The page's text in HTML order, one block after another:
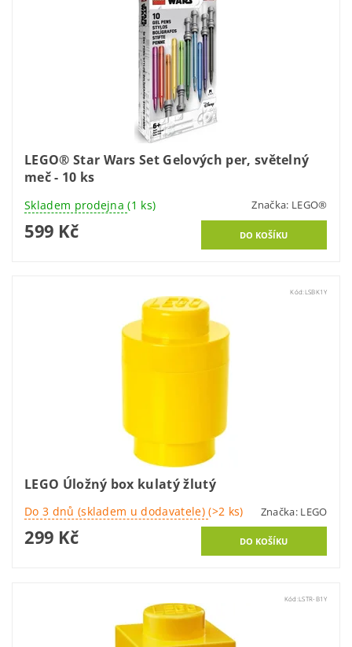
LEGO® Star Wars Set Gelových per, světelný
meč - 10 ks
Skladem prodejna(1 ks) Značka: LEGO®
599 Kč
Kód: LSBK1Y
LEGO Úložný box kulatý žlutý
Do 3 dnů (skladem u dodavatele)(>2 ks) Značka: LEGO
299 Kč
Kód: LSTR-B1Y